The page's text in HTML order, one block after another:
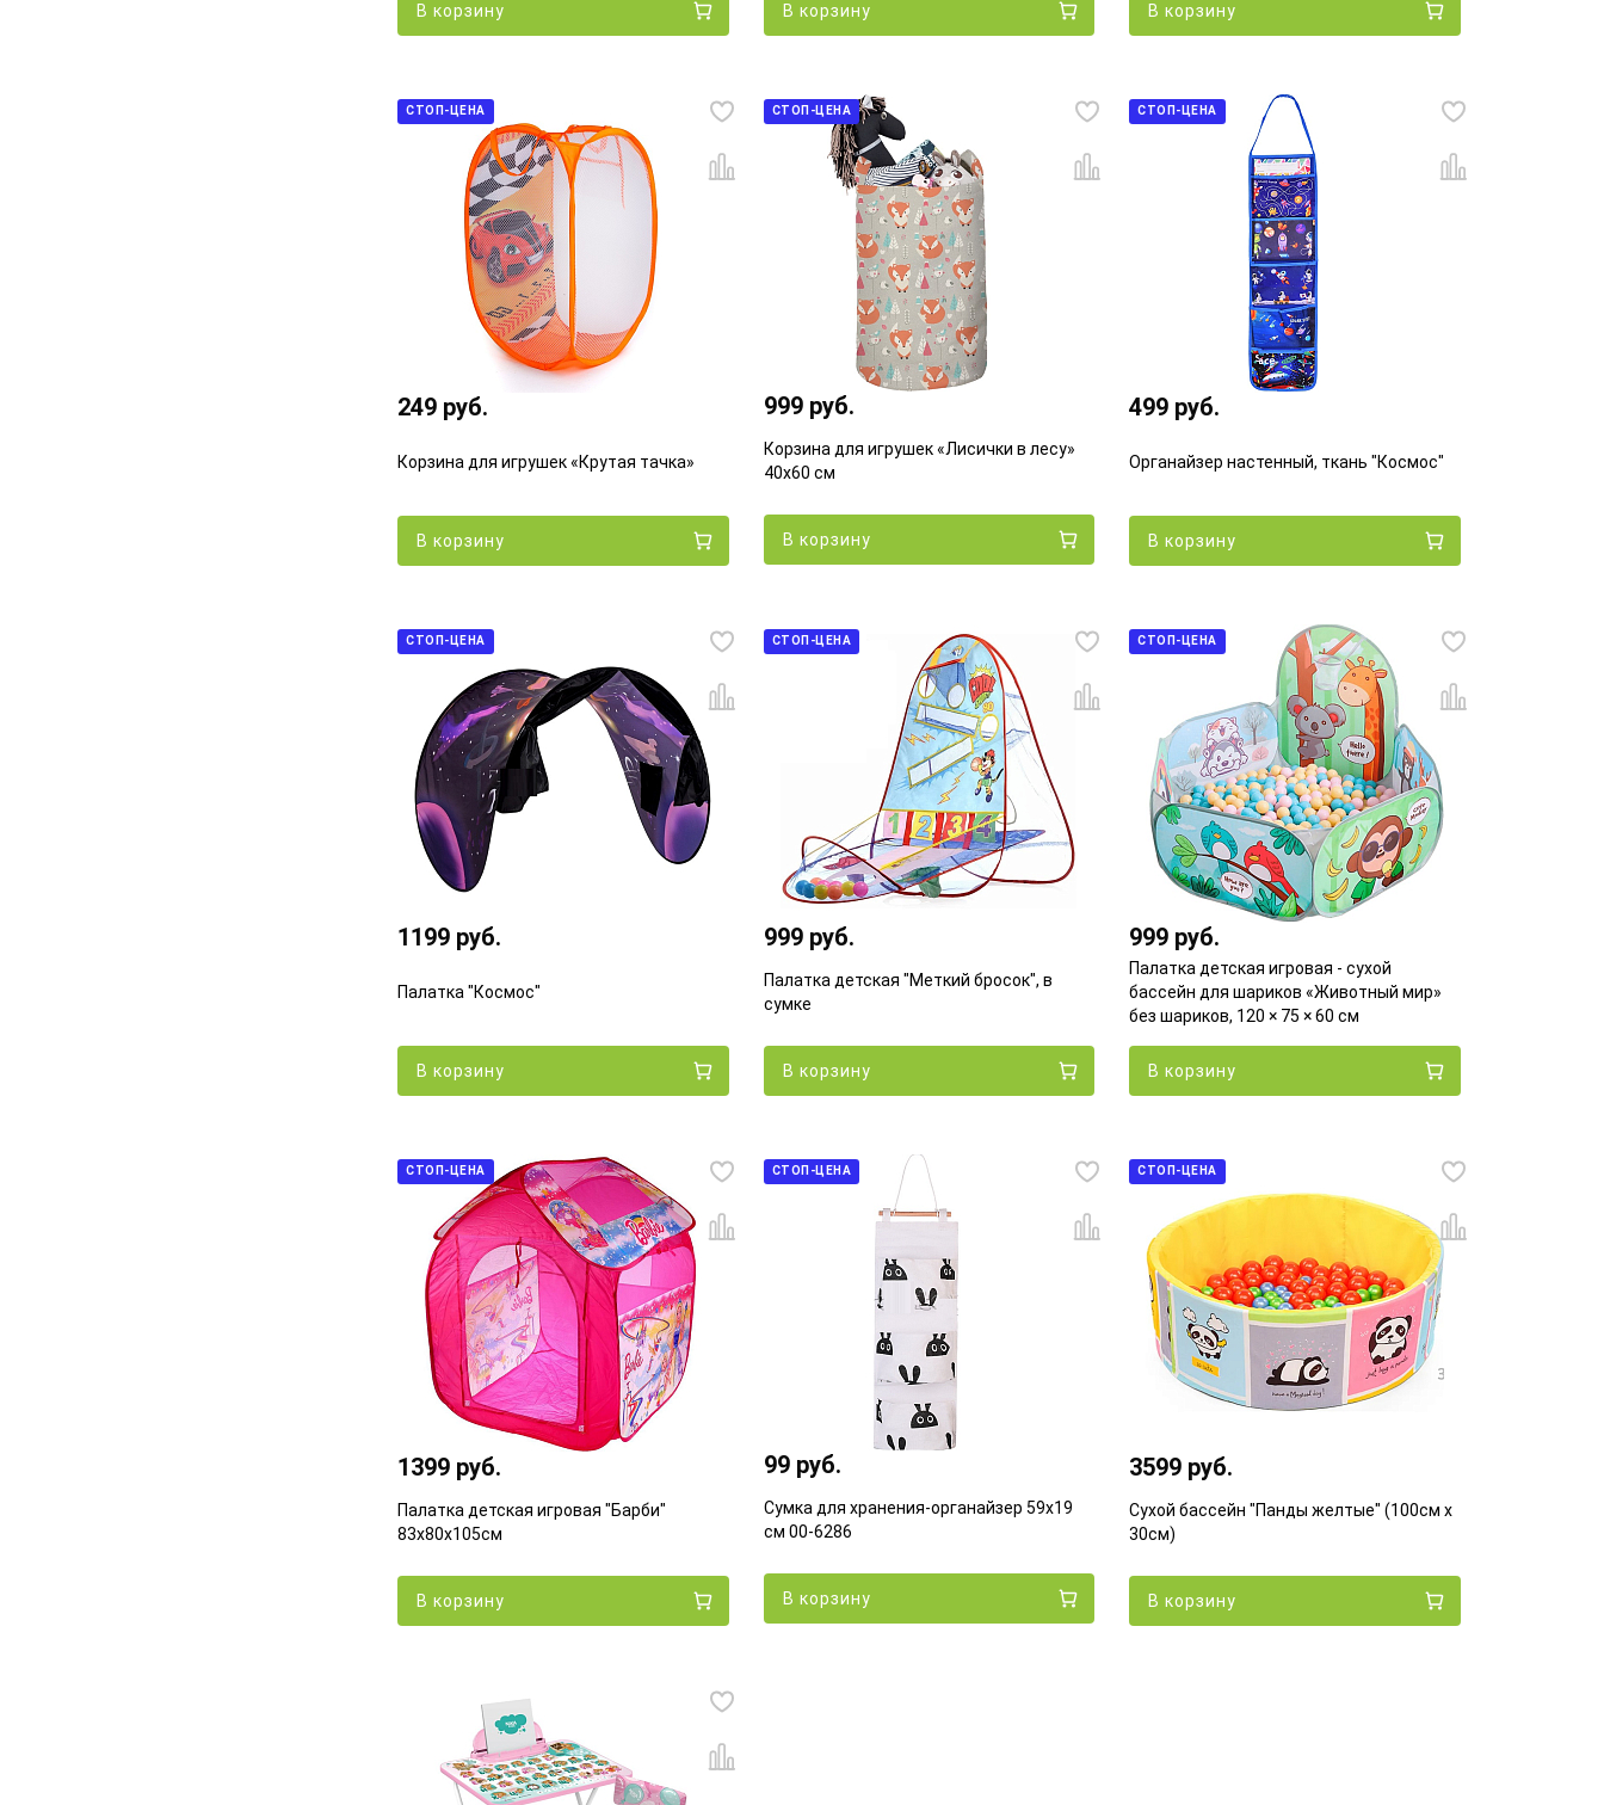
В корзину В корзину В корзину
СТОП-ЦЕНА
249 руб.
Корзина для игрушек «Крутая тачка»
В корзину
СТОП-ЦЕНА
999 руб.
Корзина для игрушек «Лисички в лесу»
40х60 см
В корзину
СТОП-ЦЕНА
499 руб.
Органайзер настенный, ткань "Космос"
В корзину
СТОП-ЦЕНА
1199 руб.
Палатка "Космос"
В корзину
СТОП-ЦЕНА
999 руб.
Палатка детская "Меткий бросок", в
сумке
В корзину
СТОП-ЦЕНА
999 руб.
Палатка детская игровая - сухой
бассейн для шариков «Животный мир»
без шариков, 120 × 75 × 60 см
В корзину
СТОП-ЦЕНА
1399 руб.
Палатка детская игровая "Барби"
83х80х105см
В корзину
СТОП-ЦЕНА
99 руб.
Сумка для хранения-органайзер 59х19
см 00-6286
В корзину
СТОП-ЦЕНА
3599 руб.
Сухой бассейн "Панды желтые" (100см х
30см)
В корзину